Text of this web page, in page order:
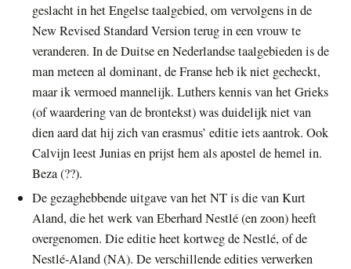
geslacht in het Engelse taalgebied, om vervolgens in de
New Revised Standard Version terug in een vrouw te
veranderen. In de Duitse en Nederlandse taalgebieden is de
man meteen al dominant, de Franse heb ik niet gecheckt,
maar ik vermoed mannelijk. Luthers kennis van het Grieks
(of waardering van de brontekst) was duidelijk niet van
dien aard dat hij zich van erasmus’ editie iets aantrok. Ook
Calvijn leest Junias en prijst hem als apostel de hemel in.
Beza (??).
De gezaghebbende uitgave van het NT is die van Kurt
Aland, die het werk van Eberhard Nestlé (en zoon) heeft
overgenomen. Die editie heet kortweg de Nestlé, of de
Nestlé-Aland (NA). De verschillende edities verwerken